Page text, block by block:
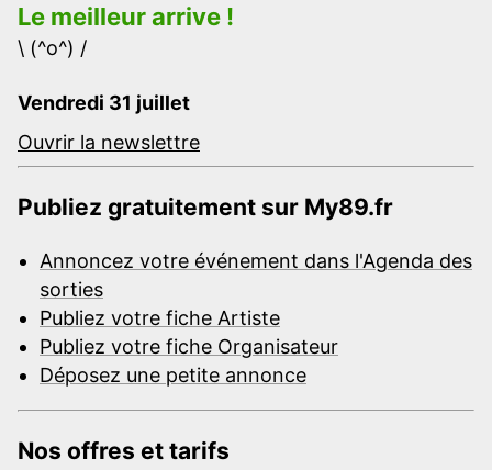
Le meilleur arrive !
\ (^o^) /
Vendredi 31 juillet
Ouvrir la newslettre
Publiez gratuitement sur My89.fr
Annoncez votre événement dans l'Agenda des
sorties
Publiez votre fiche Artiste
Publiez votre fiche Organisateur
Déposez une petite annonce
Nos offres et tarifs